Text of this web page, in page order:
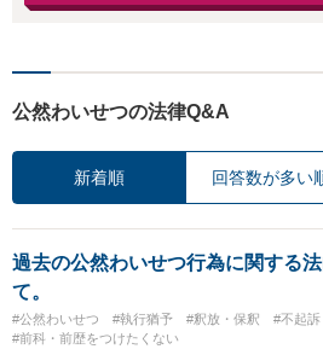
公然わいせつの法律Q&A
新着順 回答数が多い
過去の公然わいせつ行為に関する
て。
#公然わいせつ #執行猶予 #釈放・保釈 #不起訴
#前科・前歴をつけたくない